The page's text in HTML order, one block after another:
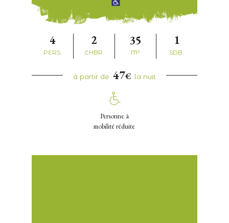
4
PERS.
2
CHBR.
35
M²
1
SDB.
à partir de 47€ la nuit
Personne à
mobilité réduite